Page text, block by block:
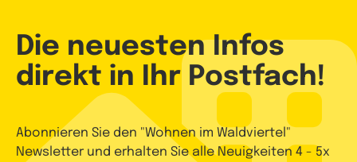
Die neuesten Infos
direkt in Ihr Postfach!
Abonnieren Sie den "Wohnen im Waldviertel"
Newsletter und erhalten Sie alle Neuigkeiten 4 - 5x